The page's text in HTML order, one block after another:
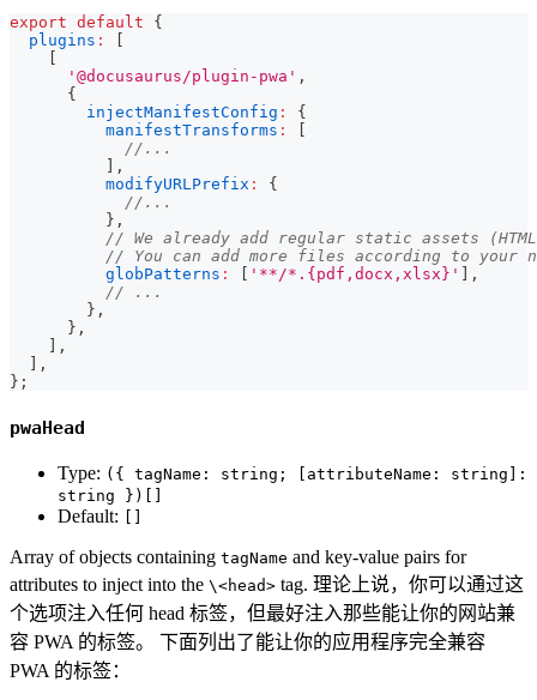
export default
{
plugins :
'@docusaurus/plugin-pwa' ,
{
injectManifestConfig :
{
manifestTransforms :
//...
,
modifyURLPrefix :
{
//...
} ,
// We already add regular static assets
// You can add more files according to your
globPatterns : '**/*.{pdf,docx,xlsx}'
,
// ...
} ,
} ,
,
,
} ;
pwaHead
Type: ({ tagName: string; [attributeName: string]:
string })[]
Default: []
Array of objects containing tagName and key-value pairs for
attributes to inject into the \<head> tag. 理论上说，你可以通过这
个选项注入任何 head 标签，但最好注入那些能让你的网站兼
容 PWA 的标签。 下面列出了能让你的应用程序完全兼容
PWA 的标签：